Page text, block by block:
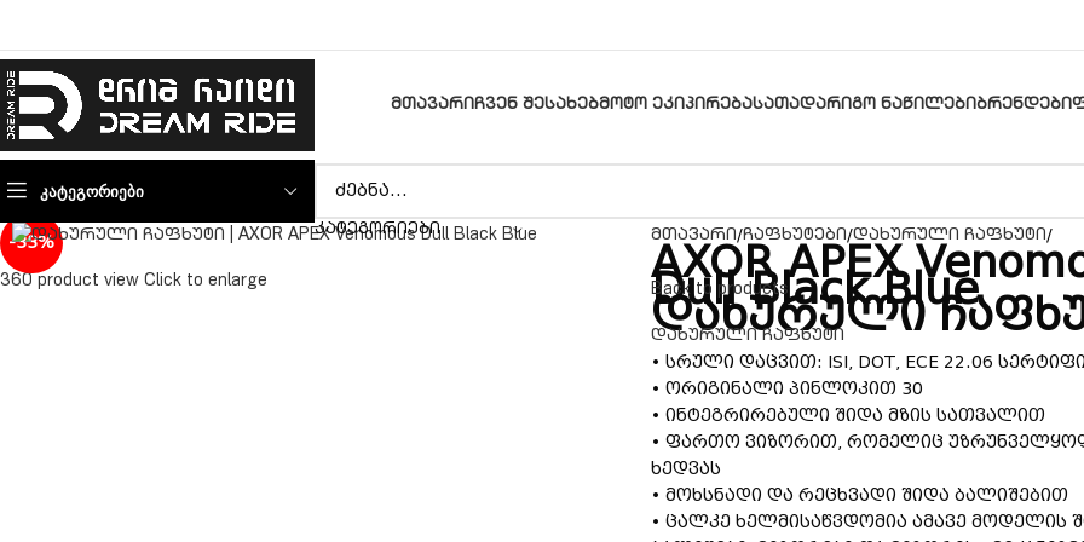
ᲛᲗᲐᲕᲐᲠᲘ ᲩᲕᲔᲜ ᲨᲔᲡᲐᲮᲔᲑᲛᲝᲢᲝ ᲔᲙᲘᲞᲘᲠᲔᲑᲐᲡᲐᲗᲐᲓᲐᲠᲘᲒᲝ ᲜᲐᲬᲘᲚᲔᲑᲘ ᲑᲠᲔᲜᲓᲔᲑᲘ
ᲙᲐᲢᲔᲒᲝᲠᲘᲔᲑᲘ
ᲙᲐᲢᲔᲒᲝᲠᲘᲔᲑᲘ
-33%
360 product view Click to enlarge
მთავარი ჩაფხუტები დახურული ჩაფხუტი
AXOR APEX
Dull Black Blue
დახურული
Back to products
დახურული ჩაფხუტი
• სრული დაცვით: ISI, DOT, ECE 22.06
• ორიგინალი პინლოკით 30
• ინტეგრირებული შიდა მზის სათვალით
• ფართო ვიზორით, რომელიც
ხედვას
• მოხსნადი და რეცხვადი შიდა ბალიშებით
• ცალკე ხელმისაწვდომია ამავე მოდელის